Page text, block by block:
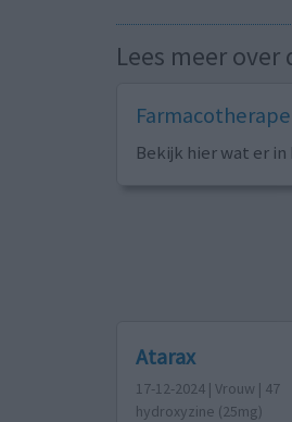
Lees meer
Bekijk hier wat er
Atarax
17-12-2024 | Vrouw | 47
hydroxyzine (25mg)